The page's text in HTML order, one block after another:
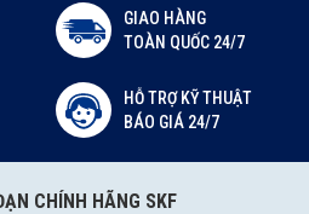
GIAO HÀNG
TOÀN QUỐC 24/7
HỖ TRỢ KỸ THUẬT
BÁO GIÁ 24/7
CHÍNH HÃNG SKF